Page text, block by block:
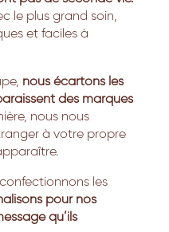
le plus grand soin,
et faciles à
nous écartons les
des marques
nous nous
à votre propre
les
pour nos
qu’ils